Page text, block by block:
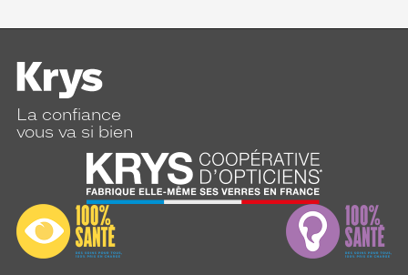
La confiance
vous va si bien